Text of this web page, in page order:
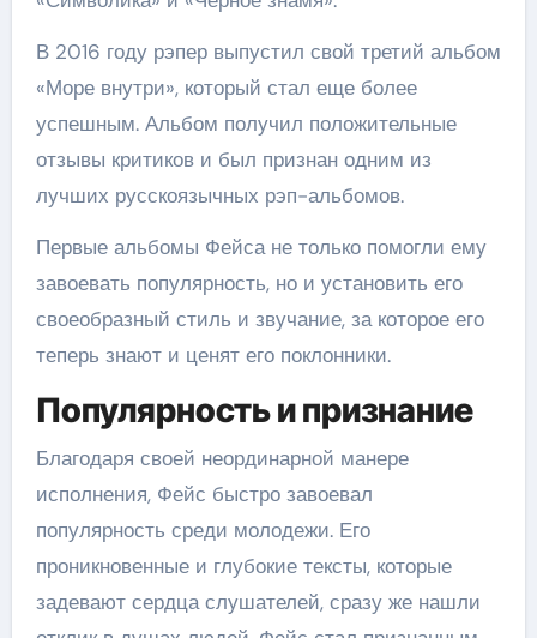
В 2016 году рэпер выпустил свой третий альбом
«Море внутри», который стал еще более
успешным. Альбом получил положительные
отзывы критиков и был признан одним из
лучших русскоязычных рэп-альбомов.
Первые альбомы Фейса не только помогли ему
завоевать популярность, но и установить его
своеобразный стиль и звучание, за которое его
теперь знают и ценят его поклонники.
Популярность и признание
Благодаря своей неординарной манере
исполнения, Фейс быстро завоевал
популярность среди молодежи. Его
проникновенные и глубокие тексты, которые
задевают сердца слушателей, сразу же нашли